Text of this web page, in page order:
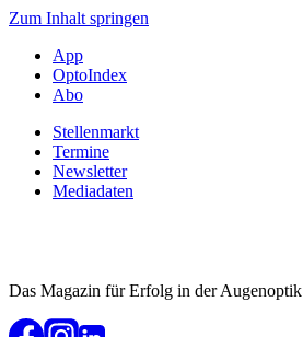
Zum Inhalt springen
App
OptoIndex
Abo
Stellenmarkt
Termine
Newsletter
Mediadaten
Das Magazin für Erfolg in der Augenoptik